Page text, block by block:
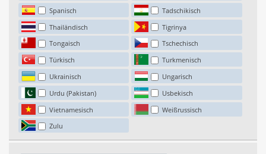
Spanisch
Tadschikisch
Thailändisch
Tigrinya
Tongaisch
Tschechisch
Türkisch
Turkmenisch
Ukrainisch
Ungarisch
Urdu (Pakistan)
Usbekisch
Vietnamesisch
Weißrussisch
Zulu